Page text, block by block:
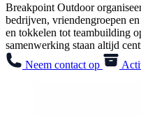
Breakpoint Outdoor
bedrijven, vriendengroepen
en tokkelen tot teambuilding
samenwerking staan altijd
Neem contact op